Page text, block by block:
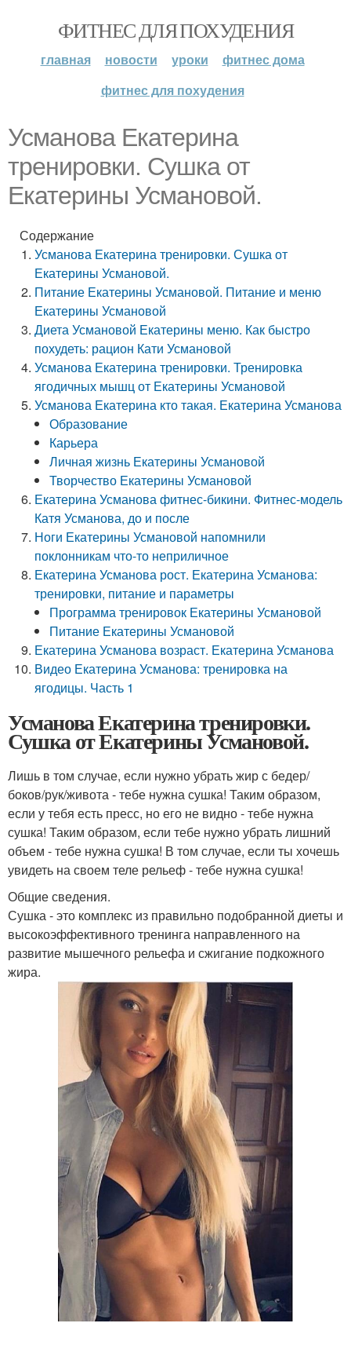
ФИТНЕС ДЛЯ ПОХУДЕНИЯ
главная новости уроки
фитнес дома
фитнес для похудения
Усманова Екатерина
тренировки. Сушка от
Екатерины Усмановой.
Содержание
Усманова Екатерина тренировки. Сушка от
Екатерины Усмановой.
Питание Екатерины Усмановой. Питание и меню
Екатерины Усмановой
Диета Усмановой Екатерины меню. Как быстро
похудеть: рацион Кати Усмановой
Усманова Екатерина тренировки. Тренировка
ягодичных мышц от Екатерины Усмановой
Усманова Екатерина кто такая. Екатерина Усманова
Образование
Карьера
Личная жизнь Екатерины Усмановой
Творчество Екатерины Усмановой
Екатерина Усманова фитнес-бикини. Фитнес-модель
Катя Усманова, до и после
Ноги Екатерины Усмановой напомнили
поклонникам что-то неприличное
Екатерина Усманова рост. Екатерина Усманова:
тренировки, питание и параметры
Программа тренировок Екатерины Усмановой
Питание Екатерины Усмановой
Екатерина Усманова возраст. Екатерина Усманова
Видео Екатерина Усманова: тренировка на
ягодицы. Часть 1
Усманова Екатерина тренировки.
Сушка от Екатерины Усмановой.
Лишь в том случае, если нужно убрать жир с бедер/
боков/рук/живота - тебе нужна сушка! Таким образом,
если у тебя есть пресс, но его не видно - тебе нужна
сушка! Таким образом, если тебе нужно убрать лишний
объем - тебе нужна сушка! В том случае, если ты хочешь
увидеть на своем теле рельеф - тебе нужна сушка!
Общие сведения.
Сушка - это комплекс из правильно подобранной диеты и
высокоэффективного тренинга направленного на
развитие мышечного рельефа и сжигание подкожного
жира.